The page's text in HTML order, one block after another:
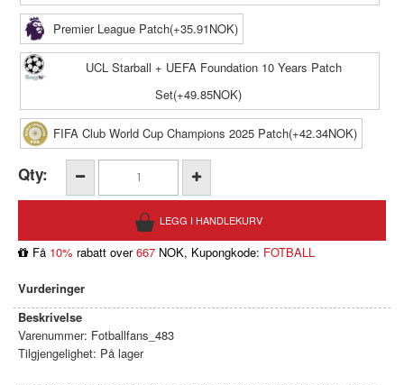
Premier League Patch(+35.91NOK)
UCL Starball + UEFA Foundation 10 Years Patch
Set(+49.85NOK)
FIFA Club World Cup Champions 2025 Patch(+42.34NOK)
Qty:
Få 10% rabatt over667 NOK, Kupongkode: FOTBALL
Vurderinger
Beskrivelse
Varenummer: Fotballfans_483
Tilgjengelighet: På lager